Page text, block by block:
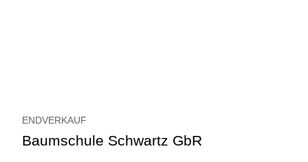
ENDVERKAUF
Baumschule Schwartz GbR